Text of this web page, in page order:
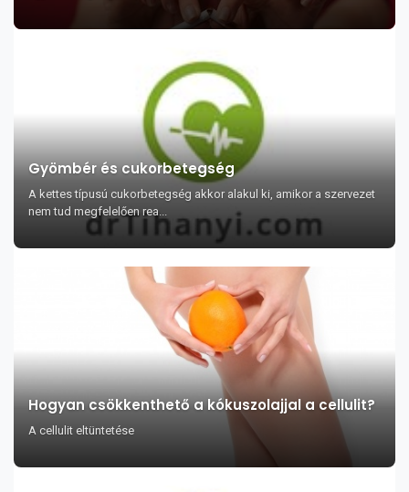
Gyömbér és cukorbetegség
A kettes típusú cukorbetegség akkor alakul ki, amikor a szervezet
nem tud megfelelően rea...
Hogyan csökkenthető a kókuszolajjal a cellulit?
A cellulit eltüntetése